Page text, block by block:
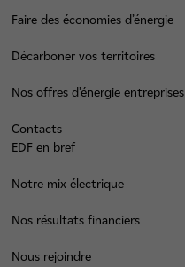
Faire des économies d’énergie
Décarboner vos territoires
Nos offres d’énergie entreprises
Contacts
EDF en bref
Notre mix électrique
Nos résultats financiers
Nous rejoindre